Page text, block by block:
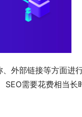
外部链接等方面进
需要花费相当长